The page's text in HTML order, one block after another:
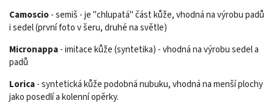
Camoscio- semiš - je "chlupatá" část kůže, vhodná na výrobu padů
i sedel (první foto v šeru, druhé na světle)
Micronappa- imitace kůže (syntetika) - vhodná na výrobu sedel a
padů
Lorica- syntetická kůže podobná nubuku, vhodná na menší plochy
jako posedlí a kolenní opěrky.